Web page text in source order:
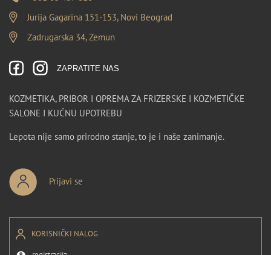
Jurija Gagarina 151-153, Novi Beograd
Zadrugarska 34, Zemun
ZAPRATITE NAS
KOZMETIKA, PRIBOR I OPREMA ZA FRIZERSKE I KOZMETIČKE
SALONE I KUĆNU UPOTREBU
Lepota nije samo prirodno stanje, to je i naše zanimanje.
Prijavi se
KORISNIČKI NALOG